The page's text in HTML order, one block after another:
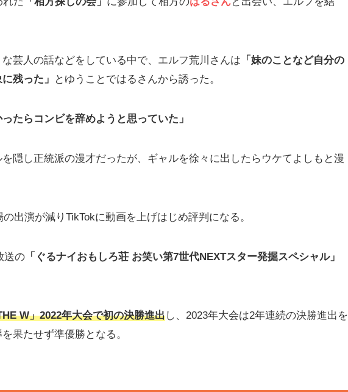
芸人の話などをしている中で、エルフ荒川さんは 「妹のことなど自分の
残った」
とゆうことではるさんから誘った。
ったらコンビを辞めようと思っていた」
隠し正統派の漫才だったが、ギャルを徐々に出したらウケてよしもと漫
出演が減りTikTokに動画を上げはじめ評判になる。
送の 「ぐるナイおもしろ荘 お笑い第7世代NEXTスター発掘スペシャル」
W」2022年大会で初の決勝進出し、2023年大会は2年連続の決勝進出を
果たせず準優勝となる。